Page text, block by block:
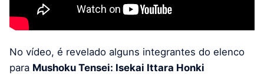
No vídeo, é revelado alguns integrantes do elenco
para Mushoku Tensei: Isekai Ittara Honki